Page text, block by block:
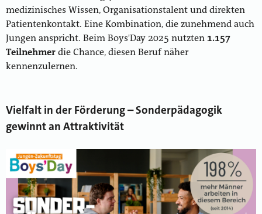
medizinisches Wissen, Organisationstalent und direkten
Patientenkontakt. Eine Kombination, die zunehmend auch
Jungen anspricht. Beim Boys'Day 2025 nutzten 1.157
Teilnehmer die Chance, diesen Beruf näher
kennenzulernen.
Vielfalt in der Förderung – Sonderpädagogik
gewinnt an Attraktivität